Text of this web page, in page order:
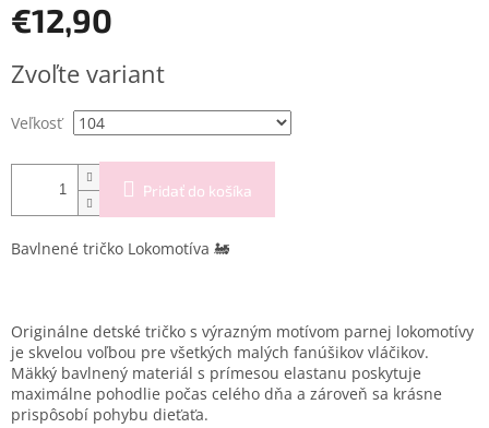
€12,90
cena:
Zvoľte variant
Veľkosť
Pridať do košíka
Bavlnené tričko Lokomotíva 🚂
Originálne detské tričko s výrazným motívom parnej lokomotívy
je skvelou voľbou pre všetkých malých fanúšikov vláčikov.
Mäkký bavlnený materiál s prímesou elastanu poskytuje
maximálne pohodlie počas celého dňa a zároveň sa krásne
prispôsobí pohybu dieťaťa.